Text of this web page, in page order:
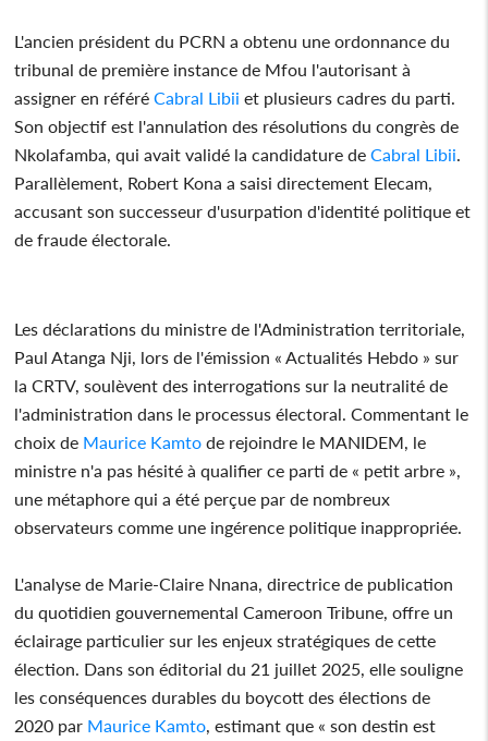
L'ancien président du PCRN a obtenu une ordonnance du
tribunal de première instance de Mfou l'autorisant à
assigner en référé Cabral Libii et plusieurs cadres du parti.
Son objectif est l'annulation des résolutions du congrès de
Nkolafamba, qui avait validé la candidature de Cabral Libii
Parallèlement, Robert Kona a saisi directement Elecam,
accusant son successeur d'usurpation d'identité politique et
de fraude électorale.
Les déclarations du ministre de l'Administration territoriale,
Paul Atanga Nji, lors de l'émission « Actualités Hebdo » sur
la CRTV, soulèvent des interrogations sur la neutralité de
l'administration dans le processus électoral. Commentant le
choix de Maurice Kamto de rejoindre le MANIDEM, le
ministre n'a pas hésité à qualifier ce parti de « petit arbre »,
une métaphore qui a été perçue par de nombreux
observateurs comme une ingérence politique inappropriée.
L'analyse de Marie-Claire Nnana, directrice de publication
du quotidien gouvernemental Cameroon Tribune, offre un
éclairage particulier sur les enjeux stratégiques de cette
élection. Dans son éditorial du 21 juillet 2025, elle souligne
les conséquences durables du boycott des élections de
2020 par Maurice Kamto , estimant que « son destin est